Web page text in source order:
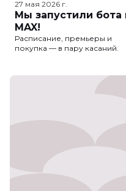
27 мая 2026 г.
Мы запустили бота
MAX!
Расписание, премьеры и
покупка — в пару касаний.